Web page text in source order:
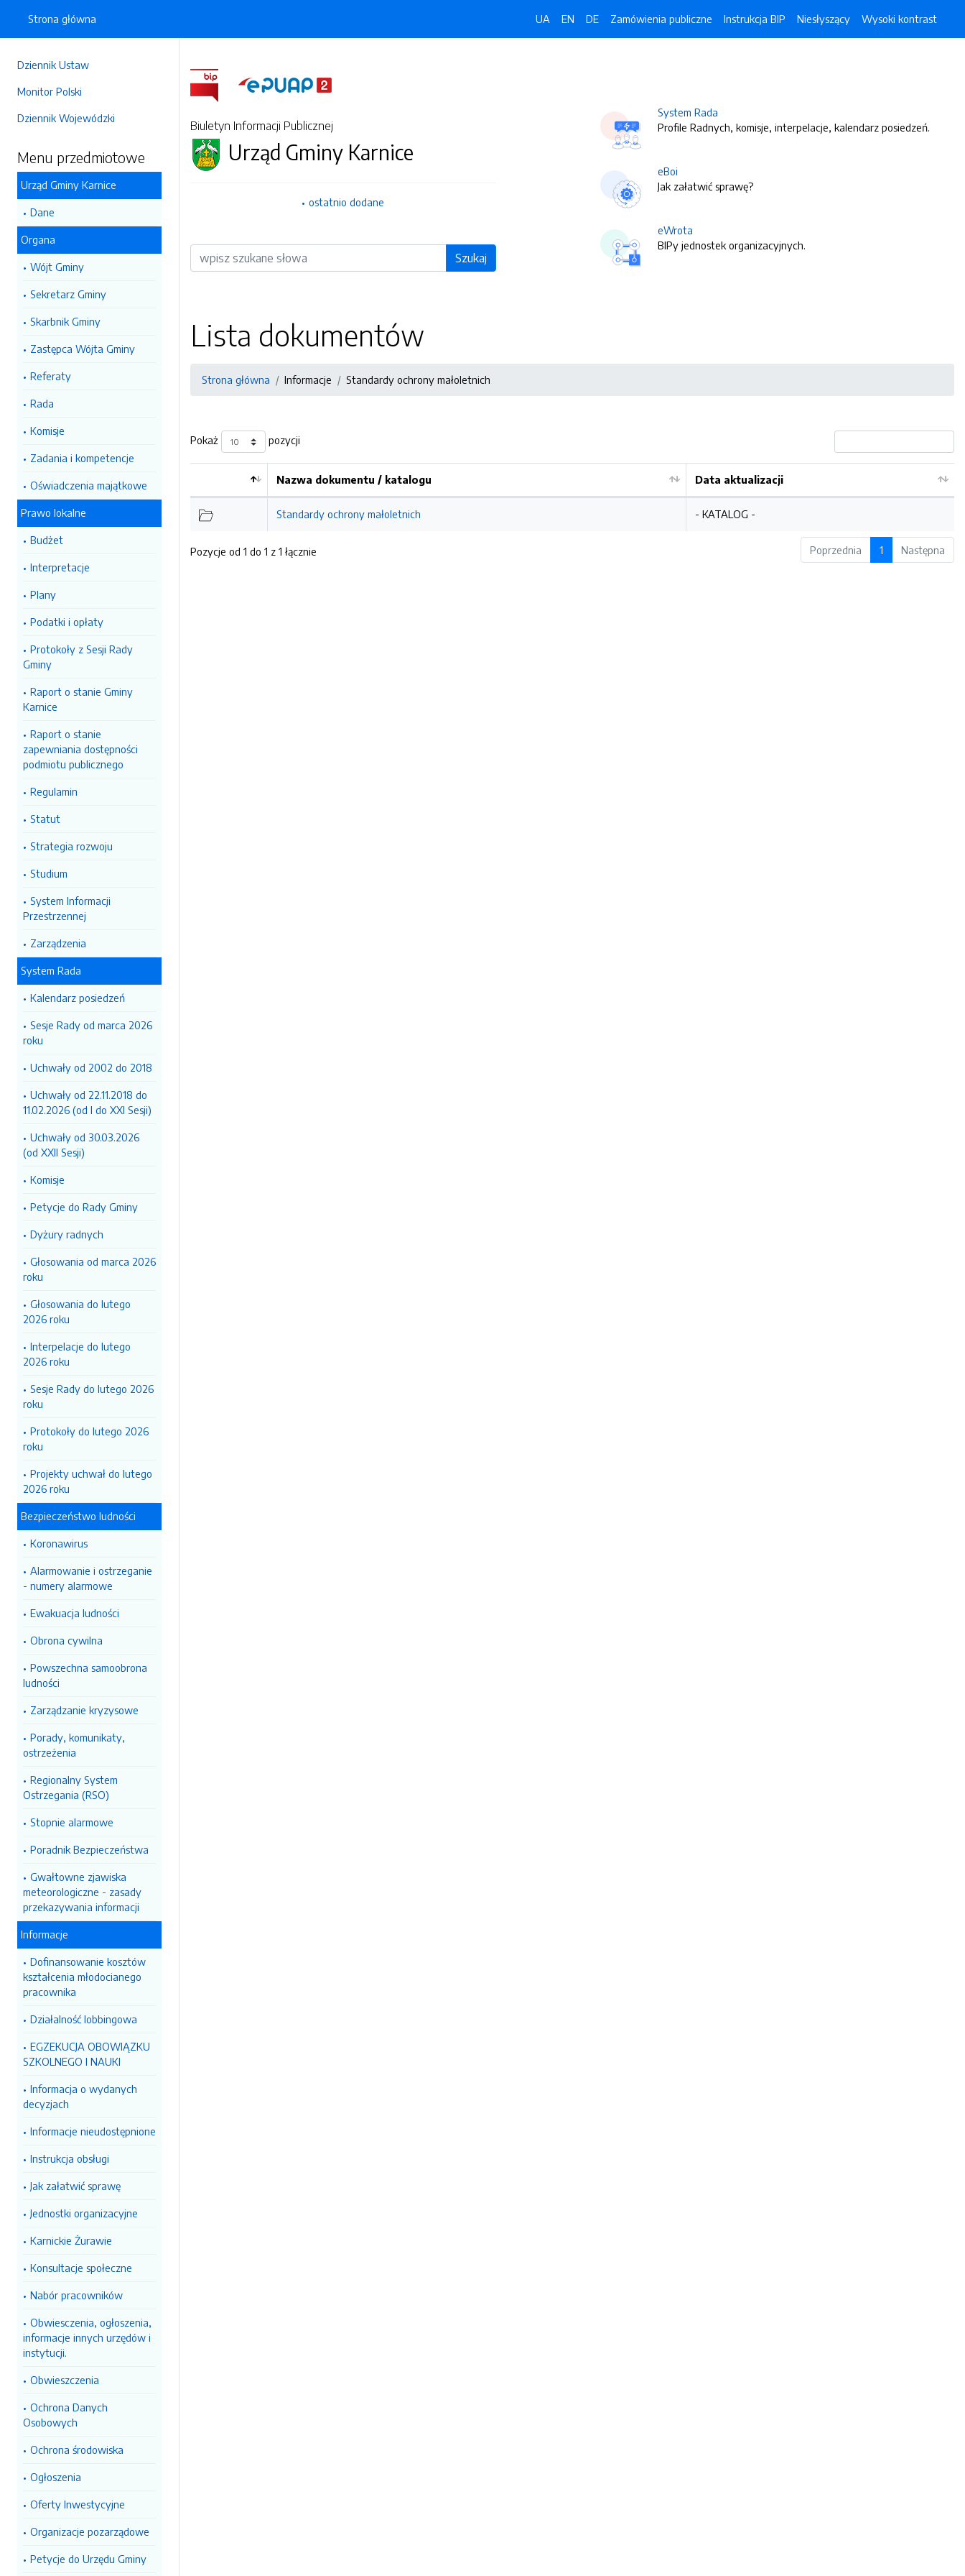
Dziennik Ustaw
Monitor Polski
Dziennik Wojewódzki
Menu przedmiotowe
Urząd Gminy Karnice
Dane
Organa
Wójt Gminy
Sekretarz Gminy
Skarbnik Gminy
Zastępca Wójta Gminy
Referaty
Rada
Komisje
Zadania i kompetencje
Oświadczenia majątkowe
Prawo lokalne
Budżet
Interpretacje
Plany
Podatki i opłaty
Protokoły z Sesji Rady
Gminy
Raport o stanie Gminy
Karnice
Raport o stanie
zapewniania dostępności
podmiotu publicznego
Regulamin
Statut
Strategia rozwoju
Studium
System Informacji
Przestrzennej
Zarządzenia
System Rada
Kalendarz posiedzeń
Sesje Rady od marca 2026
roku
Uchwały od 2002 do 2018
Uchwały od 22.11.2018 do
11.02.2026 (od I do XXI Sesji)
Uchwały od 30.03.2026
(od XXII Sesji)
Komisje
Petycje do Rady Gminy
Dyżury radnych
Głosowania od marca 2026
roku
Głosowania do lutego
2026 roku
Interpelacje do lutego
2026 roku
Sesje Rady do lutego 2026
roku
Protokoły do lutego 2026
roku
Projekty uchwał do lutego
2026 roku
Bezpieczeństwo ludności
Koronawirus
Alarmowanie i ostrzeganie
- numery alarmowe
Ewakuacja ludności
Obrona cywilna
Powszechna samoobrona
ludności
Zarządzanie kryzysowe
Porady, komunikaty,
ostrzeżenia
Regionalny System
Ostrzegania (RSO)
Stopnie alarmowe
Poradnik Bezpieczeństwa
Gwałtowne zjawiska
meteorologiczne - zasady
przekazywania informacji
Informacje
Dofinansowanie kosztów
kształcenia młodocianego
pracownika
Działalność lobbingowa
EGZEKUCJA OBOWIĄZKU
SZKOLNEGO I NAUKI
Informacja o wydanych
decyzjach
Informacje nieudostępnione
Instrukcja obsługi
Jak załatwić sprawę
Jednostki organizacyjne
Karnickie Żurawie
Konsultacje społeczne
Nabór pracowników
Obwiesczenia, ogłoszenia,
informacje innych urzędów i
instytucji.
Obwieszczenia
Ochrona Danych
Osobowych
Ochrona środowiska
Ogłoszenia
Oferty Inwestycyjne
Organizacje pozarządowe
Petycje do Urzędu Gminy
Strona główna UA EN DE Zamówienia publiczne Instrukcja BIP Niesłyszący Wysoki kontrast
Biuletyn Informacji Publicznej
Urząd Gminy Karnice
ostatnio dodane
Wyszukiwarka Szukaj
System Rada
Profile Radnych, komisje, interpelacje, kalendarz posiedzeń.
eBoi
Jak załatwić sprawę?
eWrota
BIPy jednostek organizacyjnych.
Lista dokumentów
Strona główna Informacje Standardy ochrony małoletnich
Pokaż pozycji
Nazwa dokumentu / katalogu Data aktualizacji
Standardy ochrony małoletnich - KATALOG -
Pozycje od 1 do 1 z 1 łącznie Poprzednia 1 Następna